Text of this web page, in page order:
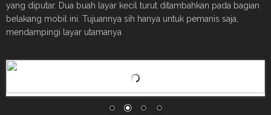
yang diputar. Dua buah layar kecil turut ditambahkan pada bagian
belakang mobil ini. Tujuannya sih hanya untuk pemanis saja,
mendampingi layar utamanya